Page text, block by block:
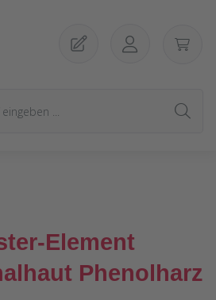
Element
Phenolharz